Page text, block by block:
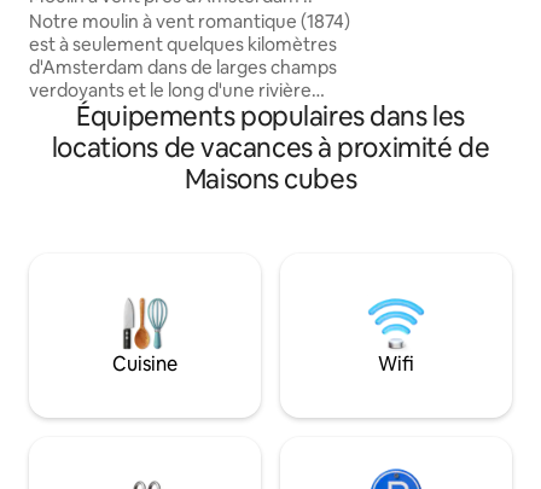
Notre moulin à vent romantique (1874)
est à seulement quelques kilomètres
d'Amsterdam dans de larges champs
verdoyants et le long d'une rivière
sinueuse : « Gein ». Accès facile à
Amsterdam en voiture, en train ou à
vélo. Vous avez tout le moulin à vent
pour vous. Trois étages, 3 chambres
disponibles + kayak. Laissez juste un peu
d'argent supplémentaire si vous les avez
utilisés. Pas besoin de réserver à
l'avance. Super eau de baignade et petit
récemment
autant de détails
Équipements populaires dans les
locations de vacances à proximité de
Maisons cubes
Cuisine Wifi